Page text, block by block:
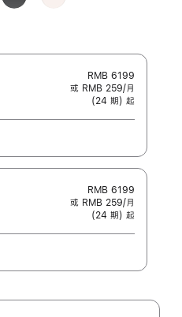
色
RMB 6199
或 RMB 259/月
(24 期) 起
RMB 6199
或 RMB 259/月
(24 期) 起